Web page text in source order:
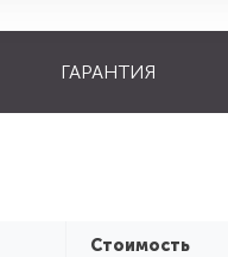
ГАРАНТИЯ
Стоимость